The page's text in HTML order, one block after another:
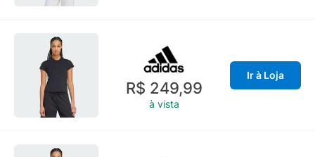
R$ 249,99
à vista
Ir à Loja